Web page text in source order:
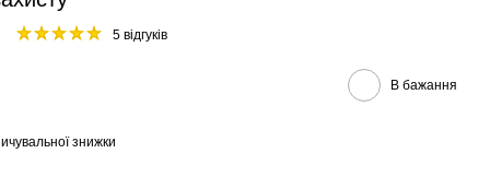
5 відгуків
В бажання
знижки